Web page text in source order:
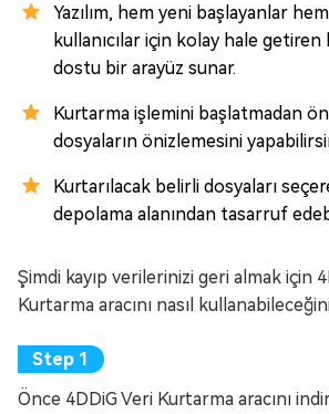
Yazılım, hem yeni başlayanlar
kullanıcılar için kolay hale getiren
dostu bir arayüz sunar.
Kurtarma işlemini başlatmadan
dosyaların önizlemesini
Kurtarılacak belirli dosyaları
depolama alanından tasarruf
Şimdi kayıp verilerinizi geri almak için
Kurtarma aracını nasıl
Önce 4DDiG Veri Kurtarma aracını